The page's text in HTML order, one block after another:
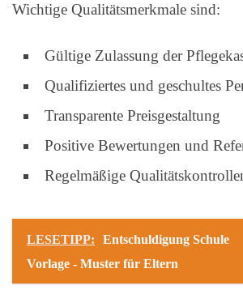
Wichtige Qualitätsmerkmale sind:
Gültige Zulassung der
Qualifiziertes und geschultes
Transparente Preisgestaltung
Positive Bewertungen und
Regelmäßige
LESETIPP:
Entschuldigung Schule
Vorlage - Muster für Eltern